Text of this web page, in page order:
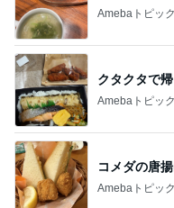
Amebaトピッ
クタクタで
Amebaトピッ
コメダの唐
Amebaトピッ